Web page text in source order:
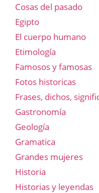
Cosas del pasado
Egipto
El cuerpo humano
Etimología
Famosos y famosas
Fotos historicas
Frases, dichos,
Gastronomía
Geología
Gramatica
Grandes mujeres
Historia
Historias y leyendas